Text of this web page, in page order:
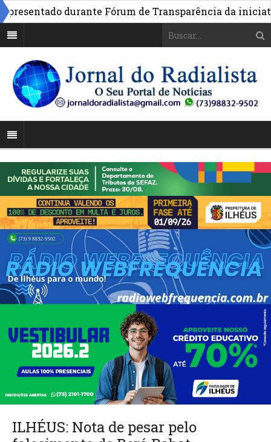
durante Fórum de Transparência da iniciativa
ILHÉUS: Nota de pesar pelo